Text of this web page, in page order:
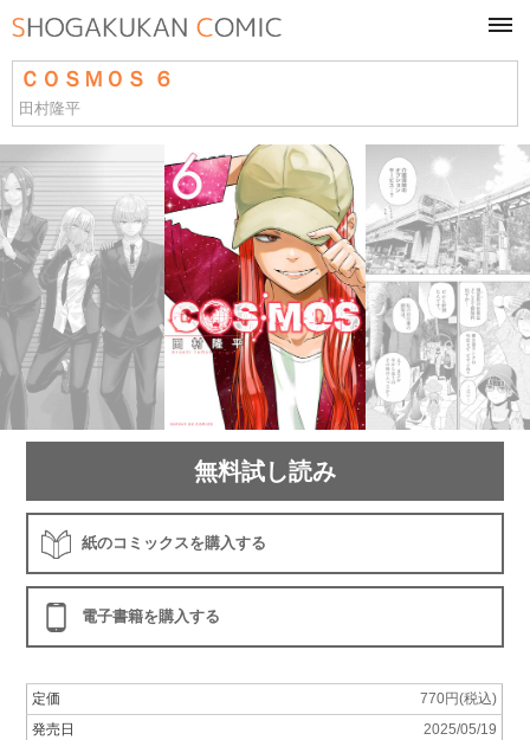
ＣＯＳＭＯＳ ６
田村隆平
無料試し読み
紙のコミックスを購入する
電子書籍を購入する
定価
770円(税込)
発売日
2025/05/19